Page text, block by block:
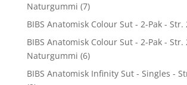
Naturgummi (7)
BIBS Anatomisk Colour Sut - 2-Pak - Str.
BIBS Anatomisk Colour Sut - 2-Pak - Str.
Naturgummi (6)
BIBS Anatomisk Infinity Sut - Singles -